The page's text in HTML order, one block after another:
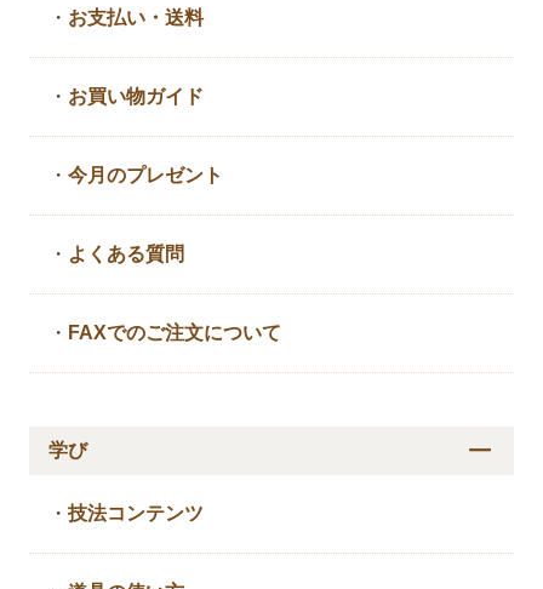
・ お支払い・送料
・ お買い物ガイド
・今月のプレゼント
・ よくある質問
・ FAXでのご注文について
学び
・技法コンテンツ